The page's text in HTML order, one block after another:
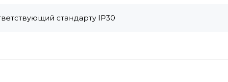
стандарту IP30